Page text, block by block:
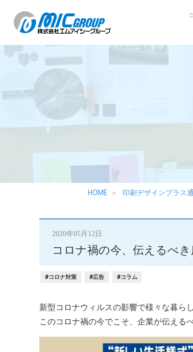
HOME 印刷デザインプラス
2020年05月12日
コロナ禍の今、伝えるべき
#コロナ対策 #広告 #コラム
新型コロナウィルスの影響で様々な暮ら
このコロナ禍の今でこそ、企業が伝える